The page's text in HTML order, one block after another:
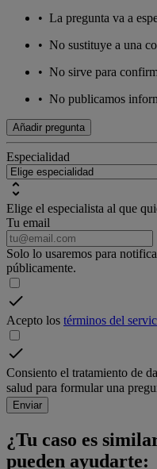
• La pregunta va a
• No sustituye a una
• No sirve para
• No publicamos
Añadir pregunta
Especialidad
Elige el especialista al que
Tu email
Solo lo usaremos para
públicamente.
Acepto los términos del
Consiento el tratamiento de
salud para formular una
Enviar
¿Tu caso es
pueden ayudarte: